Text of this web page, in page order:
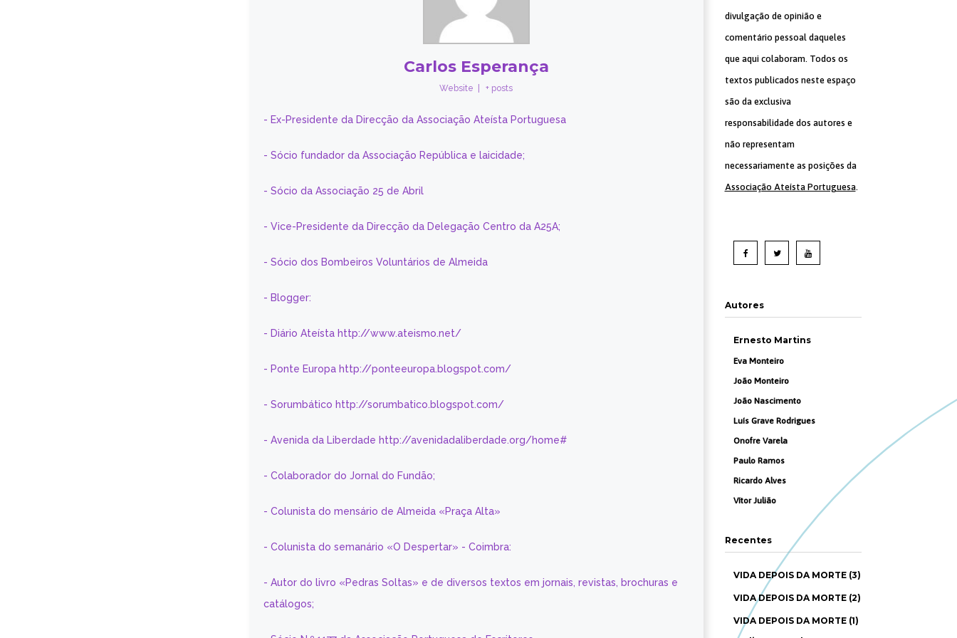
Carlos Esperança
Website + posts
- Ex-Presidente da Direcção da Associação Ateísta Portuguesa
- Sócio fundador da Associação República e laicidade;
- Sócio da Associação 25 de Abril
- Vice-Presidente da Direcção da Delegação Centro da A25A;
- Sócio dos Bombeiros Voluntários de Almeida
- Blogger:
- Diário Ateísta http://www.ateismo.net/
- Ponte Europa http://ponteeuropa.blogspot.com/
- Sorumbático http://sorumbatico.blogspot.com/
- Avenida da Liberdade http://avenidadaliberdade.org/home#
- Colaborador do Jornal do Fundão;
- Colunista do mensário de Almeida «Praça Alta»
- Colunista do semanário «O Despertar» - Coimbra:
- Autor do livro «Pedras Soltas» e de diversos textos em jornais, revistas, brochuras e
catálogos;
divulgação de opinião e
comentário pessoal daqueles
que aqui colaboram. Todos os
textos publicados neste espaço
são da exclusiva
responsabilidade dos autores e
não representam
necessariamente as posições da
Associação Ateísta Portuguesa.
Autores
Ernesto Martins
Eva Monteiro
João Monteiro
João Nascimento
Luís Grave Rodrigues
Onofre Varela
Paulo Ramos
Ricardo Alves
Vítor Julião
Recentes
VIDA DEPOIS DA MORTE (3)
VIDA DEPOIS DA MORTE (2)
VIDA DEPOIS DA MORTE (1)